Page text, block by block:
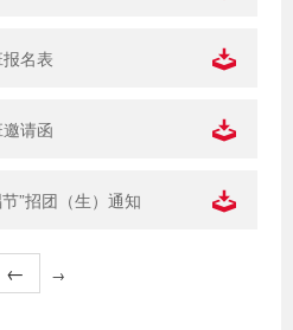
名表
请函
”招团（生）通知
← →